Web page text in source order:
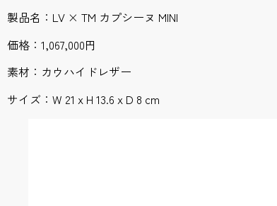
製品名：LV × TM カプシーヌ MINI
価格：1,067,000円
素材：カウハイドレザー
サイズ：W 21 x H 13.6 x D 8 cm